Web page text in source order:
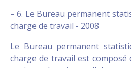
– 6. Le Bureau permanent
charge de travail - 2008
Le Bureau permanent
charge de travail est composé